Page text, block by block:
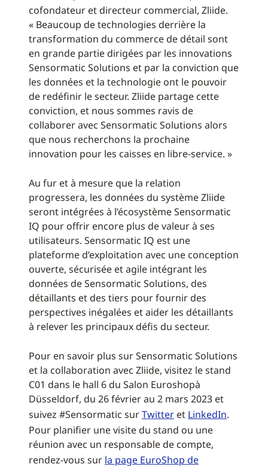
cofondateur et directeur commercial, Zliide.
« Beaucoup de technologies derrière la
transformation du commerce de détail sont
en grande partie dirigées par les innovations
Sensormatic Solutions et par la conviction que
les données et la technologie ont le pouvoir
de redéfinir le secteur. Zliide partage cette
conviction, et nous sommes ravis de
collaborer avec Sensormatic Solutions alors
que nous recherchons la prochaine
innovation pour les caisses en libre-service. »
Au fur et à mesure que la relation
progressera, les données du système Zliide
seront intégrées à l’écosystème Sensormatic
IQ pour offrir encore plus de valeur à ses
utilisateurs. Sensormatic IQ est une
plateforme d’exploitation avec une conception
ouverte, sécurisée et agile intégrant les
données de Sensormatic Solutions, des
détaillants et des tiers pour fournir des
perspectives inégalées et aider les détaillants
à relever les principaux défis du secteur.
Pour en savoir plus sur Sensormatic Solutions
et la collaboration avec Zliide, visitez le stand
C01 dans le hall 6 du Salon Euroshopà
Düsseldorf, du 26 février au 2 mars 2023 et
suivez #Sensormatic surTwitter et LinkedIn.
Pour planifier une visite du stand ou une
réunion avec un responsable de compte,
rendez-vous sur la page EuroShop de